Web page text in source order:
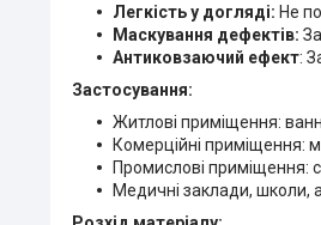
Легкість у догляді: Не
Маскування дефектів:
Антиковзаючий ефект:
Застосування:
Житлові приміщення:
Комерційні приміщення:
Промислові приміщення:
Медичні заклади, школи,